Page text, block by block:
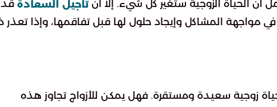
الحياة الزوجية ستغير كل شيء. إلا أن تأجيل السعادة قد
مواجهة المشاكل وإيجاد حلول لها قبل تفاقمها، وإذا تعذر
زوجية سعيدة ومستقرة. فهل يمكن للأزواج تجاوز هذه